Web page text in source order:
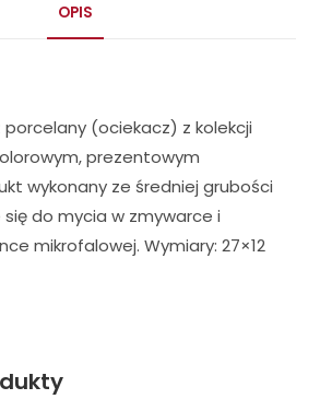
OPIS
porcelany (ociekacz) z kolekcji
kolorowym, prezentowym
wykonany ze średniej grubości
do mycia w zmywarce i
mikrofalowej. Wymiary: 27×12